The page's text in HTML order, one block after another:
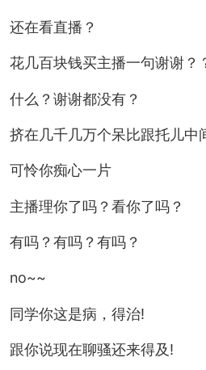
还在看直播？
花几百块钱买主播一句谢谢？
什么？谢谢都没有？
挤在几千几万个呆比跟托儿中
可怜你痴心一片
主播理你了吗？看你了吗？
有吗？有吗？有吗？
no~~
同学你这是病，得治!
跟你说现在聊骚还来得及!